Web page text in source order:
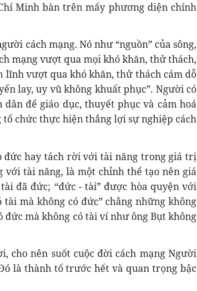
Minh bàn trên mấy phương diện chính
cách mạng. Nó như “nguồn” của sông,
mạng vượt qua mọi khó khăn, thử thách,
lĩnh vượt qua khó khăn, thử thách cám dỗ
lay, uy vũ không khuất phục”. Người có
để giáo dục, thuyết phục và cảm hoá
chức thực hiện thắng lợi sự nghiệp cách
đức hay tách rời với tài năng trong giá trị
với tài năng, là một chỉnh thể tạo nên giá
đã đức; “đức - tài” được hòa quyện với
mà không có đức” chẳng những không
đức mà không có tài ví như ông Bụt không
nên suốt cuộc đời cách mạng Người
là thành tố trước hết và quan trọng bậc